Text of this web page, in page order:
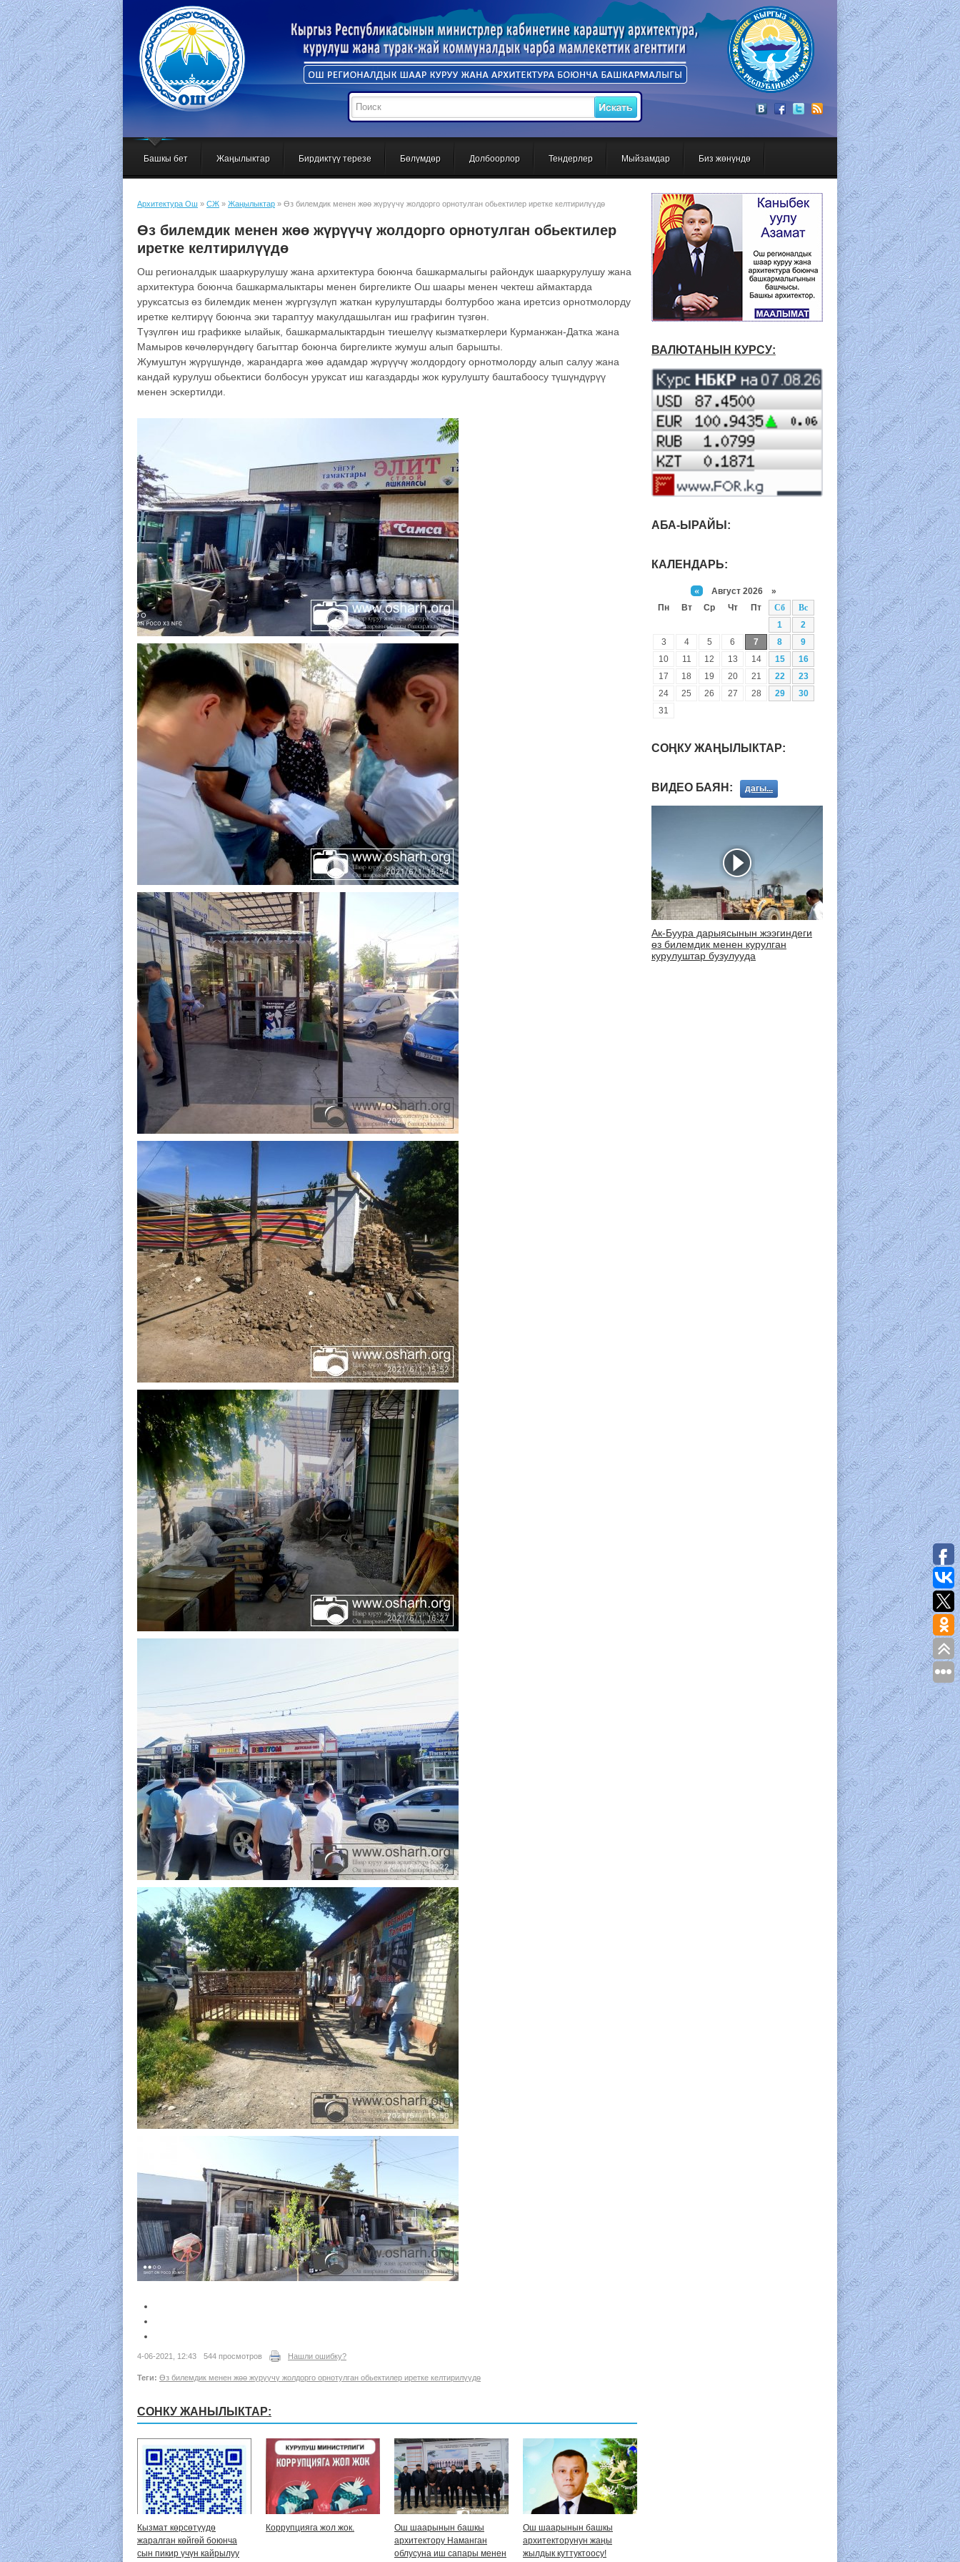
Вход Регистрация
Башкы бет Жаңылыктар Бирдиктүү терезе Бөлүмдөр Долбоорлор Тендерлер Мыйзамдар Биз жөнүндө
Архитектура Ош » СЖ » Жаңылыктар » Өз билемдик менен жөө жүрүүчү жолдорго орнотулган обьектилер иретке келтирилүүдө
Өз билемдик менен жөө жүрүүчү жолдорго орнотулган обьектилер
иретке келтирилүүдө
Ош регионалдык шааркурулушу жана архитектура боюнча башкармалыгы райондук шааркурулушу жана
архитектура боюнча башкармалыктары менен биргеликте Ош шаары менен чектеш аймактарда
уруксатсыз өз билемдик менен жүргүзүлүп жаткан курулуштарды болтурбоо жана иретсиз орнотмолорду
иретке келтирүү боюнча эки тараптуу макулдашылган иш графигин түзгөн.
Түзүлгөн иш графикке ылайык, башкармалыктардын тиешелүү кызматкерлери Курманжан-Датка жана
Мамыров көчөлөрүндөгү багыттар боюнча биргеликте жумуш алып барышты.
Жумуштун жүрүшүндө, жарандарга жөө адамдар жүрүүчү жолдордогу орнотмолорду алып салуу жана
кандай курулуш обьектиси болбосун уруксат иш кагаздарды жок курулушту баштабоосу түшүндүрүү
менен эскертилди.
4-06-2021, 12:43 544 просмотров Нашли ошибку?
Теги: Өз билемдик менен жөө жүрүүчү жолдорго орнотулган обьектилер иретке келтирилүүдө
СОНКУ ЖАНЫЛЫКТАР:
Кызмат көрсөтүүдө
жаралган көйгөй боюнча
сын пикир үчүн кайрылуу
Коррупцияга жол жок.
Ош шаарынын башкы
архитектору Наманган
облусуна иш сапары менен
Ош шаарынын башкы
архитекторунун жаңы
жылдык куттуктоосу!
ВАЛЮТАНЫН КУРСУ:
АБА-ЫРАЙЫ:
КАЛЕНДАРЬ:
«
Август 2026 »
Пн
Вт Ср Чт Пт Сб
Вс
1
2
3
4 5 6 7 8
9
10
11 12 13 14 15
16
17
18 19 20 21 22
23
24
25 26 27 28 29
30
31
СОҢКУ ЖАҢЫЛЫКТАР:
ВИДЕО БАЯН: дагы...
Ак-Буура дарыясынын жээгиндеги
өз билемдик менен курулган
курулуштар бузулууда